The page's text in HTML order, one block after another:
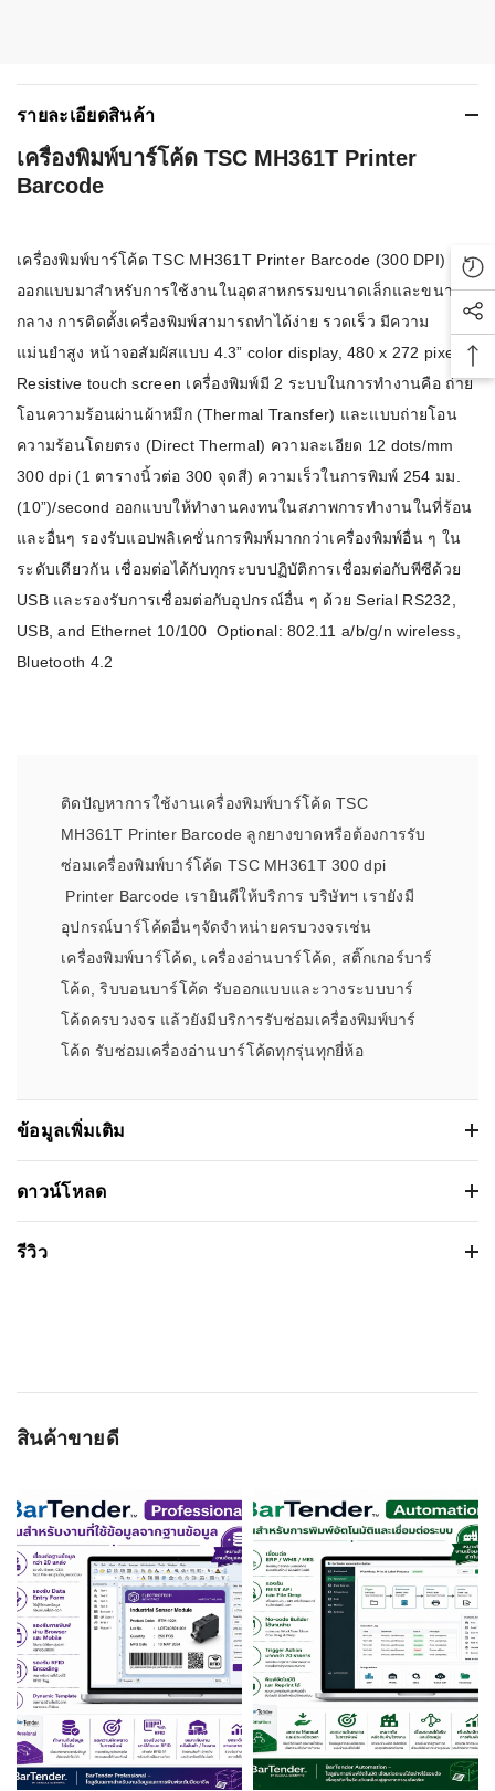
รายละเอียดสินค้า
เครื่องพิมพ์บาร์โค้ด TSC MH361T Printer
Barcode
เครื่องพิมพ์บาร์โค้ด TSC MH361T Printer Barcode (300 DPI)
ออกแบบมาสำหรับการใช้งานในอุตสาหกรรมขนาดเล็กและขนาด
กลาง การติดตั้งเครื่องพิมพ์สามารถทำได้ง่าย รวดเร็ว มีความ
แม่นยำสูง หน้าจอสัมผัสแบบ 4.3” color display, 480 x 272 pixel;
Resistive touch screen เครื่องพิมพ์มี 2 ระบบในการทำงานคือ ถ่าย
โอนความร้อนผ่านผ้าหมึก (Thermal Transfer) และแบบถ่ายโอน
ความร้อนโดยตรง (Direct Thermal) ความละเอียด 12 dots/mm
300 dpi (1 ตารางนิ้วต่อ 300 จุดสี) ความเร็วในการพิมพ์ 254 มม.
(10”)/second ออกแบบให้ทำงานคงทนในสภาพการทำงานในที่ร้อน
และอื่นๆ รองรับแอปพลิเคชั่นการพิมพ์มากกว่าเครื่องพิมพ์อื่น ๆ ใน
ระดับเดียวกัน เชื่อมต่อได้กับทุกระบบปฏิบัติการเชื่อมต่อกับพีซีด้วย
USB และรองรับการเชื่อมต่อกับอุปกรณ์อื่น ๆ ด้วย Serial RS232,
USB, and Ethernet 10/100 Optional: 802.11 a/b/g/n wireless,
Bluetooth 4.2
ติดปัญหาการใช้งานเครื่องพิมพ์บาร์โค้ด TSC
MH361T Printer Barcode ลูกยางขาดหรือต้องการรับ
ซ่อมเครื่องพิมพ์บาร์โค้ด TSC MH361T 300 dpi
Printer Barcode เรายินดีให้บริการ บริษัทฯ เรายังมี
อุปกรณ์บาร์โค้ดอื่นๆจัดจำหน่ายครบวงจรเช่น
เครื่องพิมพ์บาร์โค้ด, เครื่องอ่านบาร์โค้ด, สติ๊กเกอร์บาร์
โค้ด, ริบบอนบาร์โค้ด รับออกแบบและวางระบบบาร์
โค้ดครบวงจร แล้วยังมีบริการรับซ่อมเครื่องพิมพ์บาร์
โค้ด รับซ่อมเครื่องอ่านบาร์โค้ดทุกรุ่นทุกยี่ห้อ
ข้อมูลเพิ่มเติม
เครื่องพิมพ์บาร์โค้ด TSC MH361T Printer
Barcode
ความยาวในการ
พิมพ์:
Ram (หน่วย
ความจำหลัก):
128 MB Flash memory 128 MB SDRAM
การเชื่อมต่อ:
RS232, USB 2.0, Ethernet 10/100, Internal
Ethernet, 10/100 Mbps
ความละเอียดใน
การพิมพ์:
300 dpi: (12 จุด/มม)
ดาวน์โหลด
รีวิว
WRITE A REVIEW
อีเมลล์
เรทติ่ง
ชื่อหัวข้อรีวิว
สินค้าขายดี